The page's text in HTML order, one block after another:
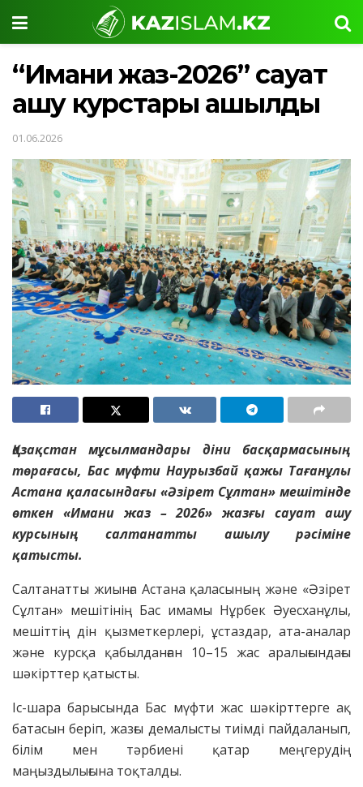
“Имани жаз-2026” сауат
ашу курстары ашылды
01.06.2026
Қазақстан мұсылмандары діни басқармасының
төрағасы, Бас мүфти Наурызбай қажы Тағанұлы
Астана қаласындағы «Әзірет Сұлтан» мешітінде
өткен «Имани жаз – 2026» жазғы сауат ашу
курсының салтанатты ашылу рәсіміне
қатысты.
Салтанатты жиынға Астана қаласының және «Әзірет
Сұлтан» мешітінің Бас имамы Нұрбек Әуесханұлы,
мешіттің дін қызметкерлері, ұстаздар, ата-аналар
және курсқа қабылданған 10–15 жас аралығындағы
шәкірттер қатысты.
Іс-шара барысында Бас мүфти жас шәкірттерге ақ
батасын беріп, жазғы демалысты тиімді пайдаланып,
білім мен тәрбиені қатар меңгерудің
маңыздылығына тоқталды.